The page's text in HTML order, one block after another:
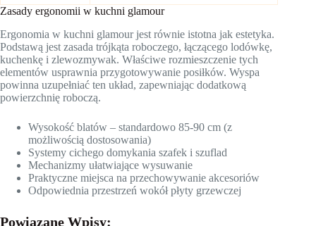
Zasady ergonomii w kuchni glamour
Ergonomia w kuchni glamour jest równie istotna jak estetyka.
Podstawą jest zasada trójkąta roboczego, łączącego lodówkę,
kuchenkę i zlewozmywak. Właściwe rozmieszczenie tych
elementów usprawnia przygotowywanie posiłków. Wyspa
powinna uzupełniać ten układ, zapewniając dodatkową
powierzchnię roboczą.
Wysokość blatów – standardowo 85-90 cm (z
możliwością dostosowania)
Systemy cichego domykania szafek i szuflad
Mechanizmy ułatwiające wysuwanie
Praktyczne miejsca na przechowywanie akcesoriów
Odpowiednia przestrzeń wokół płyty grzewczej
Powiązane Wpisy: